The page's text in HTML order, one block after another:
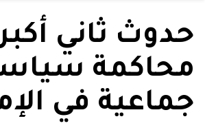
حدوث ثاني
محاكمة
جماعية في